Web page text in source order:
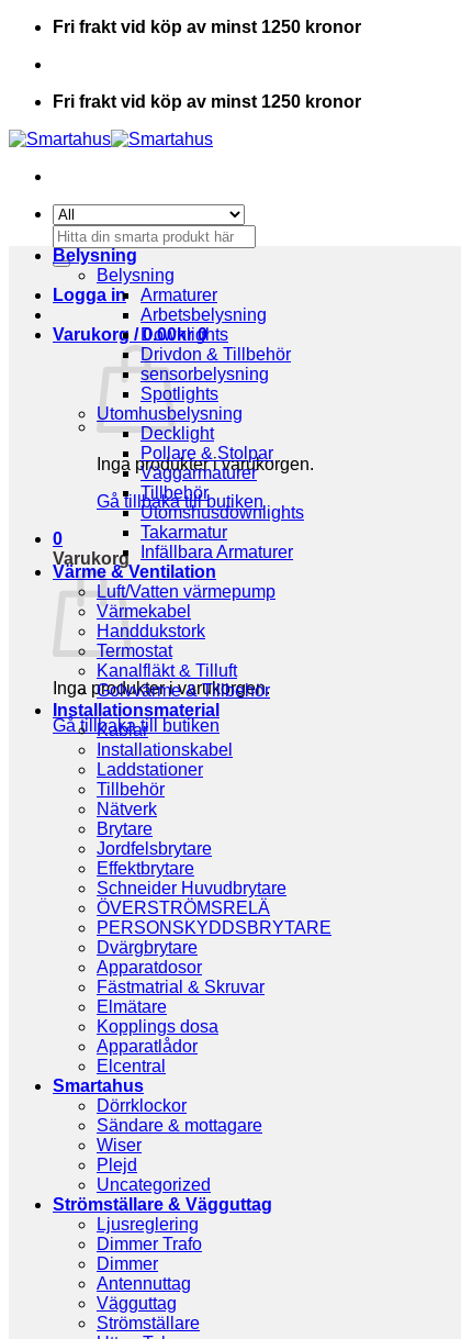
Skip
content
Fri frakt vid köp av minst 1250 kronor
Fri frakt vid köp av minst 1250 kronor
Sök
efter:
Logga in
Varukorg /0.00kr 0
Inga produkter i varukorgen.
Gå tillbaka till butiken
0
Varukorg
Inga produkter i varukorgen.
Gå tillbaka till butiken
Belysning
Belysning
Armaturer
Arbetsbelysning
Downlights
Drivdon & Tillbehör
sensorbelysning
Spotlights
Utomhusbelysning
Decklight
Pollare & Stolpar
Väggarmaturer
Tillbehör
Utomshusdownlights
Takarmatur
Infällbara Armaturer
Värme & Ventilation
Luft/Vatten värmepump
Värmekabel
Handdukstork
Termostat
Kanalfläkt & Tilluft
Golvvärme & Tillbehör
Installationsmaterial
Kablar
Installationskabel
Laddstationer
Tillbehör
Nätverk
Brytare
Jordfelsbrytare
Effektbrytare
Schneider Huvudbrytare
ÖVERSTRÖMSRELÄ
PERSONSKYDDSBRYTARE
Dvärgbrytare
Apparatdosor
Fästmatrial & Skruvar
Elmätare
Kopplings dosa
Apparatlådor
Elcentral
Smartahus
Dörrklockor
Sändare & mottagare
Wiser
Plejd
Uncategorized
Strömställare & Vägguttag
Ljusreglering
Dimmer Trafo
Dimmer
Antennuttag
Vägguttag
Strömställare